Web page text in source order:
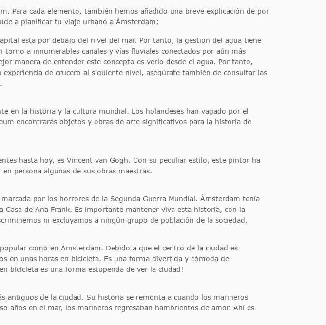
Para cada elemento, también hemos añadido una breve explicación de por
a planificar tu viaje urbano a Ámsterdam;
está por debajo del nivel del mar. Por tanto, la gestión del agua tiene
a innumerables canales y vías fluviales conectados por aún más
manera de entender este concepto es verlo desde el agua. Por tanto,
de crucero al siguiente nivel, asegúrate también de consultar las
en la historia y la cultura mundial. Los holandeses han vagado por el
encontrarás objetos y obras de arte significativos para la historia de
hasta hoy, es Vincent van Gogh. Con su peculiar estilo, este pintor ha
persona algunas de sus obras maestras.
por los horrores de la Segunda Guerra Mundial. Ámsterdam tenía
de Ana Frank. Es importante mantener viva esta historia, con la
ni excluyamos a ningún grupo de población de la sociedad.
como en Ámsterdam. Debido a que el centro de la ciudad es
en unas horas en bicicleta. Es una forma divertida y cómoda de
bicicleta es una forma estupenda de ver la ciudad!
antiguos de la ciudad. Su historia se remonta a cuando los marineros
años en el mar, los marineros regresaban hambrientos de amor. Ahí es